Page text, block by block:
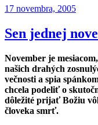
Publikované
17 novembra, 2005
Sen jednej
November je
našich drahých
večnosti a spia
chcela podeliť o
dôležité prijať Božiu
človeka smrť.